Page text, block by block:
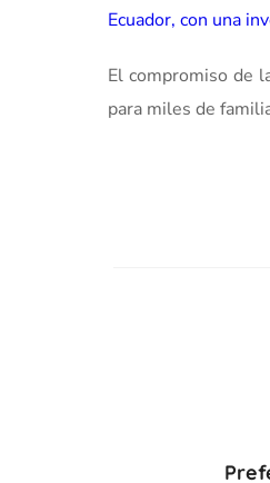
Ecuador, con una
El compromiso de
para miles de